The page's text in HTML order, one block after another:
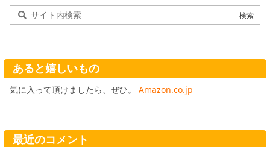
あると嬉しいもの
気に入って頂けましたら、ぜひ。 Amazon.co.jp
最近のコメント